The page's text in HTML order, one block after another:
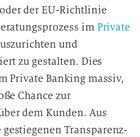
der EU-Richtlinie
im Private
und
zu gestalten. Dies
Private Banking massiv,
Chance zur
dem Kunden. Aus
Transparenz-